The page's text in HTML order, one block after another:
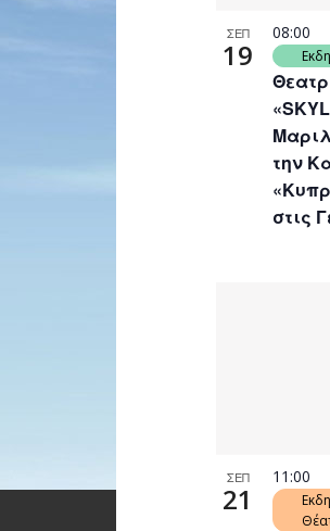
View
ΣΕΠ
19
την
στις
08:00
ΣΕΠ
21
11:00